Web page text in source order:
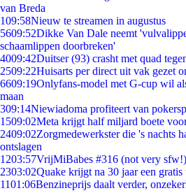
van Breda
109:58Nieuw te streamen in augustus
5609:52Dikke Van Dale neemt
schaamlippen doorbreken'
4009:42Duitser (93) crasht met quad
2509:22Huisarts per direct uit vak gezet
6609:19Onlyfans-model met G-cup wil
maan
309:14Niewiadoma profiteert van
1509:02Meta krijgt half miljard boete
2409:02Zorgmedewerkster die 's nachts
ontslagen
1203:57VrijMiBabes #316 (not very sfw!)
2303:02Quake krijgt na 30 jaar een
1101:06Benzineprijs daalt verder,